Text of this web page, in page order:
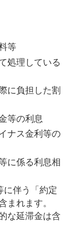
等
処理している
に負担した割
等の利息
ナス金利等の
に係る利息相
に伴う「約定
まれます。
な延滞金は含